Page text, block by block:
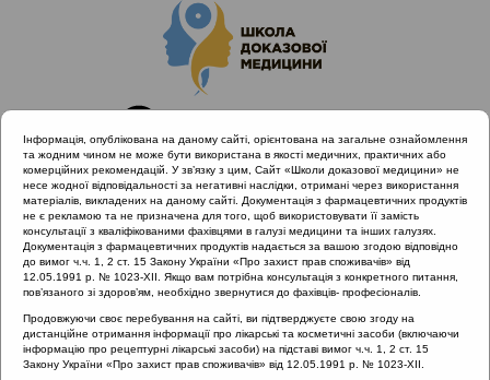
Головна Клінічний розбір
Спеціальні випуски
Оперативні втручання
Рубрика:
Спеціальні випуски
Інформація, опублікована на даному сайті, орієнтована на загальне ознайомлення
та жодним чином не може бути використана в якості медичних, практичних або
комерційних рекомендацій. У зв’язку з цим, Сайт «Школи доказової медицини» не
несе жодної відповідальності за негативні наслідки, отримані через використання
матеріалів, викладених на даному сайті. Документація з фармацевтичних продуктів
не є рекламою та не призначена для того, щоб використовувати її замість
консультації з кваліфікованими фахівцями в галузі медицини та інших галузях.
Документація з фармацевтичних продуктів надається за вашою згодою відповідно
до вимог ч.ч. 1, 2 ст. 15 Закону України «Про захист прав споживачів» від
12.05.1991 р. № 1023-XII. Якщо вам потрібна консультація з конкретного питання,
пов’язаного зі здоров’ям, необхідно звернутися до фахівців- професіоналів.
Продовжуючи своє перебування на сайті, ви підтверджуєте свою згоду на
дистанційне отримання інформації про лікарські та косметичні засоби (включаючи
інформацію про рецептурні лікарські засоби) на підставі вимог ч.ч. 1, 2 ст. 15
Закону України «Про захист прав споживачів» від 12.05.1991 р. № 1023-XII.